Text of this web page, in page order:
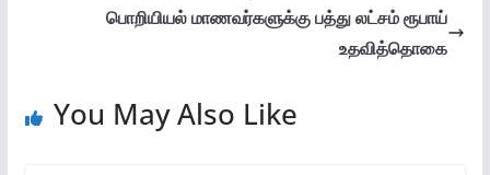
பொறியியல் மாணவர்களுக்கு பத்து லட்சம் ரூபாய்
உதவித்தொகை
You May Also Like